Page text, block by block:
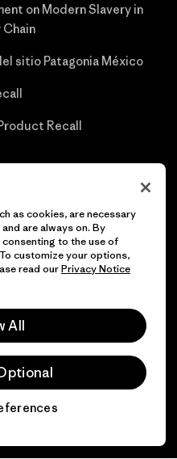
on Modern Slavery in
sitio Patagonia México
Recall
reservados.
as cookies, are necessary
are always on. By
consenting to the use of
customize your options,
read ourPrivacy Notice
All